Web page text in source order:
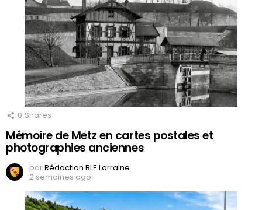
0 Shares
Mémoire de Metz en cartes postales et
photographies anciennes
parRédaction BLE Lorraine
2 semaines ago